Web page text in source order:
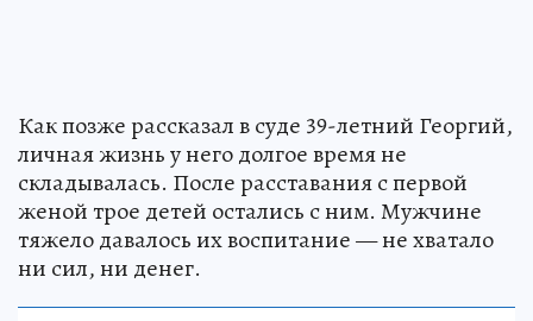
Как позже рассказал в суде 39-летний Георгий,
личная жизнь у него долгое время не
складывалась. После расставания с первой
женой трое детей остались с ним. Мужчине
тяжело давалось их воспитание — не хватало
ни сил, ни денег.